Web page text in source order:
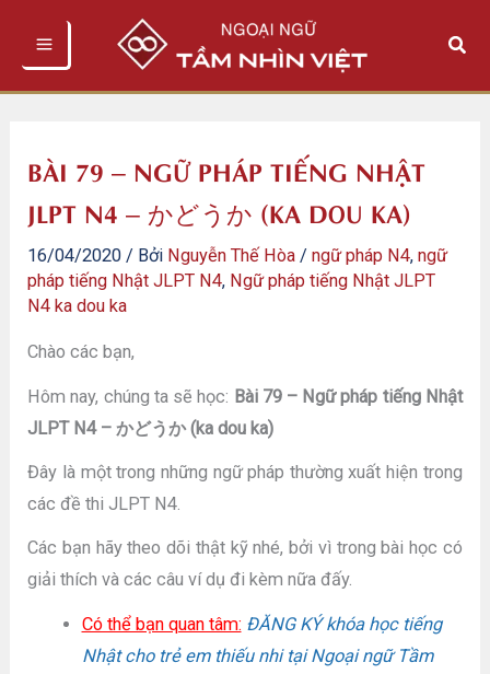
Tìm
BÀI 79 – NGỮ PHÁP TIẾNG NHẬT
JLPT N4 – かどうか (KA DOU KA)
16/04/2020 / Bởi Nguyễn Thế Hòa /ngữ pháp N4,ngữ
pháp tiếng Nhật JLPT N4, Ngữ pháp tiếng Nhật JLPT
N4 ka dou ka
Chào các bạn,
Hôm nay, chúng ta sẽ học: Bài 79 – Ngữ pháp tiếng Nhật
JLPT N4 – かどうか (ka dou ka)
Đây là một trong những ngữ pháp thường xuất hiện trong
các đề thi JLPT N4.
Các bạn hãy theo dõi thật kỹ nhé, bởi vì trong bài học có
giải thích và các câu ví dụ đi kèm nữa đấy.
Có thể bạn quan tâm: ĐĂNG KÝ khóa học tiếng
Nhật cho trẻ em thiếu nhi tại Ngoại ngữ Tầm